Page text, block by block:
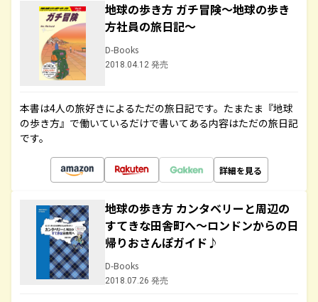
地球の歩き方 ガチ冒険～地球の歩き
方社員の旅日記～
D-Books
2018.04.12 発売
本書は4人の旅好きによるただの旅日記です。たまたま『地球
の歩き方』で働いているだけで書いてある内容はただの旅日記
です。
詳細を見る
地球の歩き方 カンタベリーと周辺の
すてきな田舎町へ～ロンドンからの日
帰りおさんぽガイド♪
D-Books
2018.07.26 発売